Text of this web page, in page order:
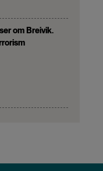
om Breivik.